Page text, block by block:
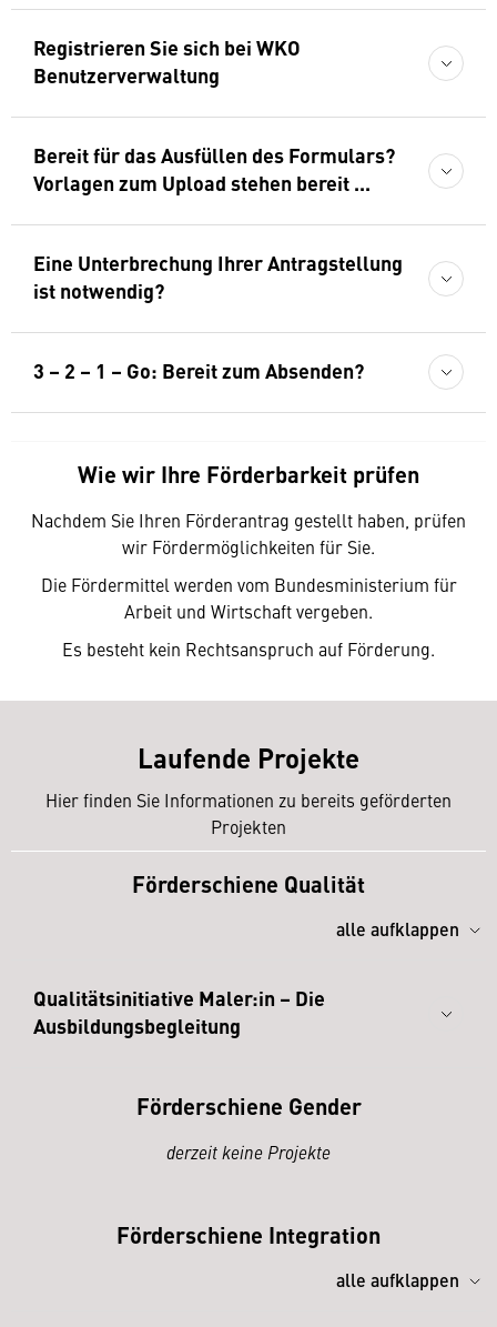
Registrieren Sie sich bei WKO
Benutzerverwaltung
Bereit für das Ausfüllen des Formulars?
Vorlagen zum Upload stehen bereit ...
Eine Unterbrechung Ihrer Antragstellung
ist notwendig?
3 – 2 – 1 – Go: Bereit zum Absenden?
Wie wir Ihre Förderbarkeit prüfen
Nachdem Sie Ihren Förderantrag gestellt haben, prüfen
wir Fördermöglichkeiten für Sie.
Die Fördermittel werden vom Bundesministerium für
Arbeit und Wirtschaft vergeben.
Es besteht kein Rechtsanspruch auf Förderung.
Laufende Projekte
Hier finden Sie Informationen zu bereits geförderten
Projekten
Förderschiene Qualität
alle aufklappen
Qualitätsinitiative Maler:in – Die
Ausbildungsbegleitung
Förderschiene Gender
derzeit keine Projekte
Förderschiene Integration
alle aufklappen